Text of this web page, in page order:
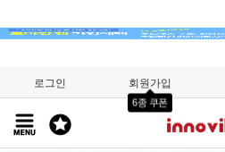
로그인 회원가입
6종 쿠폰